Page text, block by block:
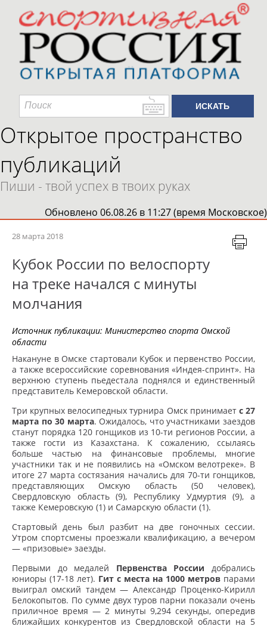
Открытое пространство
публикаций
Пиши - твой успех в твоих руках
Обновлено 06.08.26 в 11:27 (время Московское)
28 марта 2018
Кубок России по велоспорту
на треке начался с минуты
молчания
Источник публикации: Министерство спорта Омской
области
Накануне в Омске стартовали Кубок и первенство России,
а также всероссийские соревнования «Индея-спринт». На
верхнюю ступень пьедестала поднялся и единственный
представитель Кемеровской области.
Три крупных велосипедных турнира Омск принимает с 27
марта по 30 марта. Ожидалось, что участниками заездов
станут порядка 120 гонщиков из 10-ти регионов России, а
также гости из Казахстана. К сожалению, ссылаясь
больше частью на финансовые проблемы, многие
участники так и не появились на «Омском велотреке». В
итоге 27 марта состязания начались для 70-ти гонщиков,
представляющих Омскую область (50 человек),
Свердловскую область (9), Республику Удмуртия (9), а
также Кемеровскую (1) и Самарскую области (1).
Стартовый день был разбит на две гоночных сессии.
Утром спортсмены проезжали квалификацию, а вечером
— «призовые» заезды.
Первыми до медалей Первенства России добрались
юниоры (17-18 лет). Гит с места на 1000 метров парами
выиграл омский тандем — Александр Проценко-Кирилл
Белокопытов. По сумме двух туров парни показали очень
приличное время — 2 минуты 9,294 секунды, опередив
ближайших конкурентов из Свердловской области на 5